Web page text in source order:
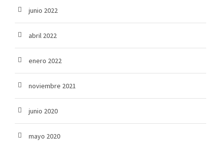
junio 2022
abril 2022
enero 2022
noviembre 2021
junio 2020
mayo 2020